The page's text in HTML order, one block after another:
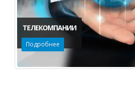
ТЕЛЕКОМПАНИИ
Подробнее